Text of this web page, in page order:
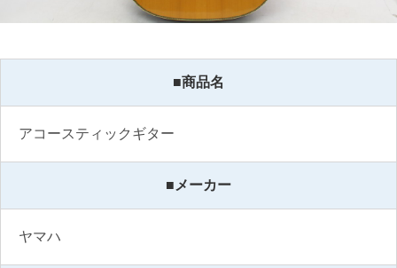
■商品名
アコースティックギター
■メーカー
ヤマハ